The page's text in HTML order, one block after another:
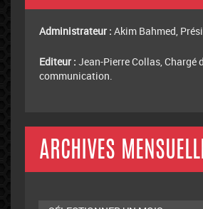
Administrateur : Akim Bahmed,
Editeur : Jean-Pierre Collas, Chargé
communication.
ARCHIVES